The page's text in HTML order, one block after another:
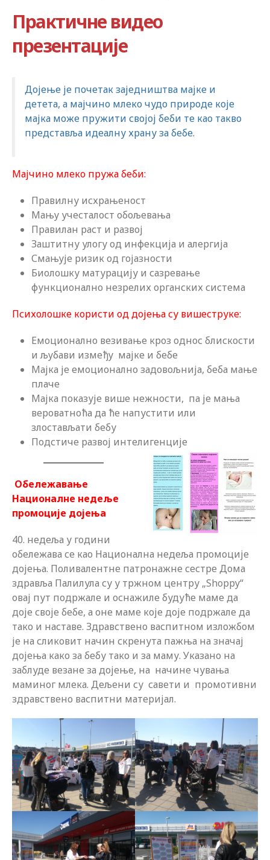
Практичне видео
презентације
Дојење је почетак заједништва мајке и
детета, а мајчино млеко чудо природе које
мајка може пружити својој беби те као такво
представља идеалну храну за бебе.
Мајчино млеко пружа беби:
Правилну исхрањеност
Мању учесталост обољевања
Правилан раст и развој
Заштитну улогу од инфекција и алергија
Смањује ризик од гојазности
Биолошку матурацију и сазревање
функционално незрелих органских система
Психолошке користи од дојења су вишеструке:
Емоционално везивање кроз однос блискости
и љубави између мајке и бебе
Мајка је емоционално задовољнија, беба мање
плаче
Мајка показује више нежности, па је мања
вероватноћа да ће напустити или
злостављати бебу
Подстиче развој интелигенције
Обележавање
Националне недеље
промоције дојења
40. недеља у години
обележава се као Национална недеља промоције
дојења. Поливалентне патронажне сестре Дома
здравља Палилула су у тржном центру „Shoppy“
овај пут подржале и оснажиле будуће маме да
доје своје бебе, а оне маме које доје подржале да
тако и наставе. Здравствено васпитном изложбом
је на сликовит начин скренута пажња на значај
дојења како за бебу тако и за маму. Указано на
заблуде везане за дојење, на начине чувања
маминог млека. Дељени су савети и промотивни
здравствено васпитни материјал.